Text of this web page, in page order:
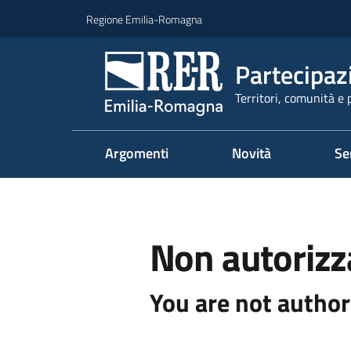
Regione Emilia-Romagna
Territori, comunità e
Argomenti Novità
Non
You are not